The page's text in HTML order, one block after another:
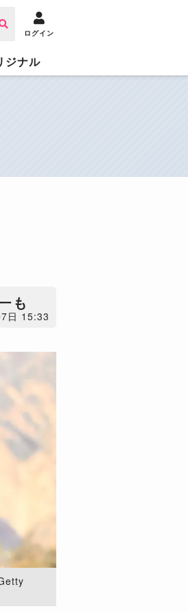
ログイン
ジナル
も
日 15:33